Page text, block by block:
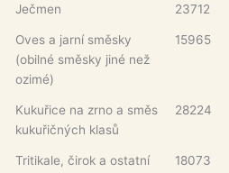
Ječmen 23712
Oves a jarní směsky
(obilné směsky jiné než
ozimé)
15965
Kukuřice na zrno a směs
kukuřičných klasů
28224
Tritikale, čirok a ostatní
18073